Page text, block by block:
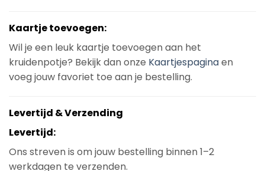
Kaartje toevoegen:
Wil je een leuk kaartje toevoegen aan het
kruidenpotje? Bekijk dan onze Kaartjespaginaen
voeg jouw favoriet toe aan je bestelling.
Levertijd & Verzending
Levertijd:
Ons streven is om jouw bestelling binnen 1–2
werkdagen te verzenden.